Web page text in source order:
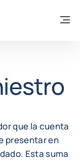
que la cuenta
presentar en
Esta suma